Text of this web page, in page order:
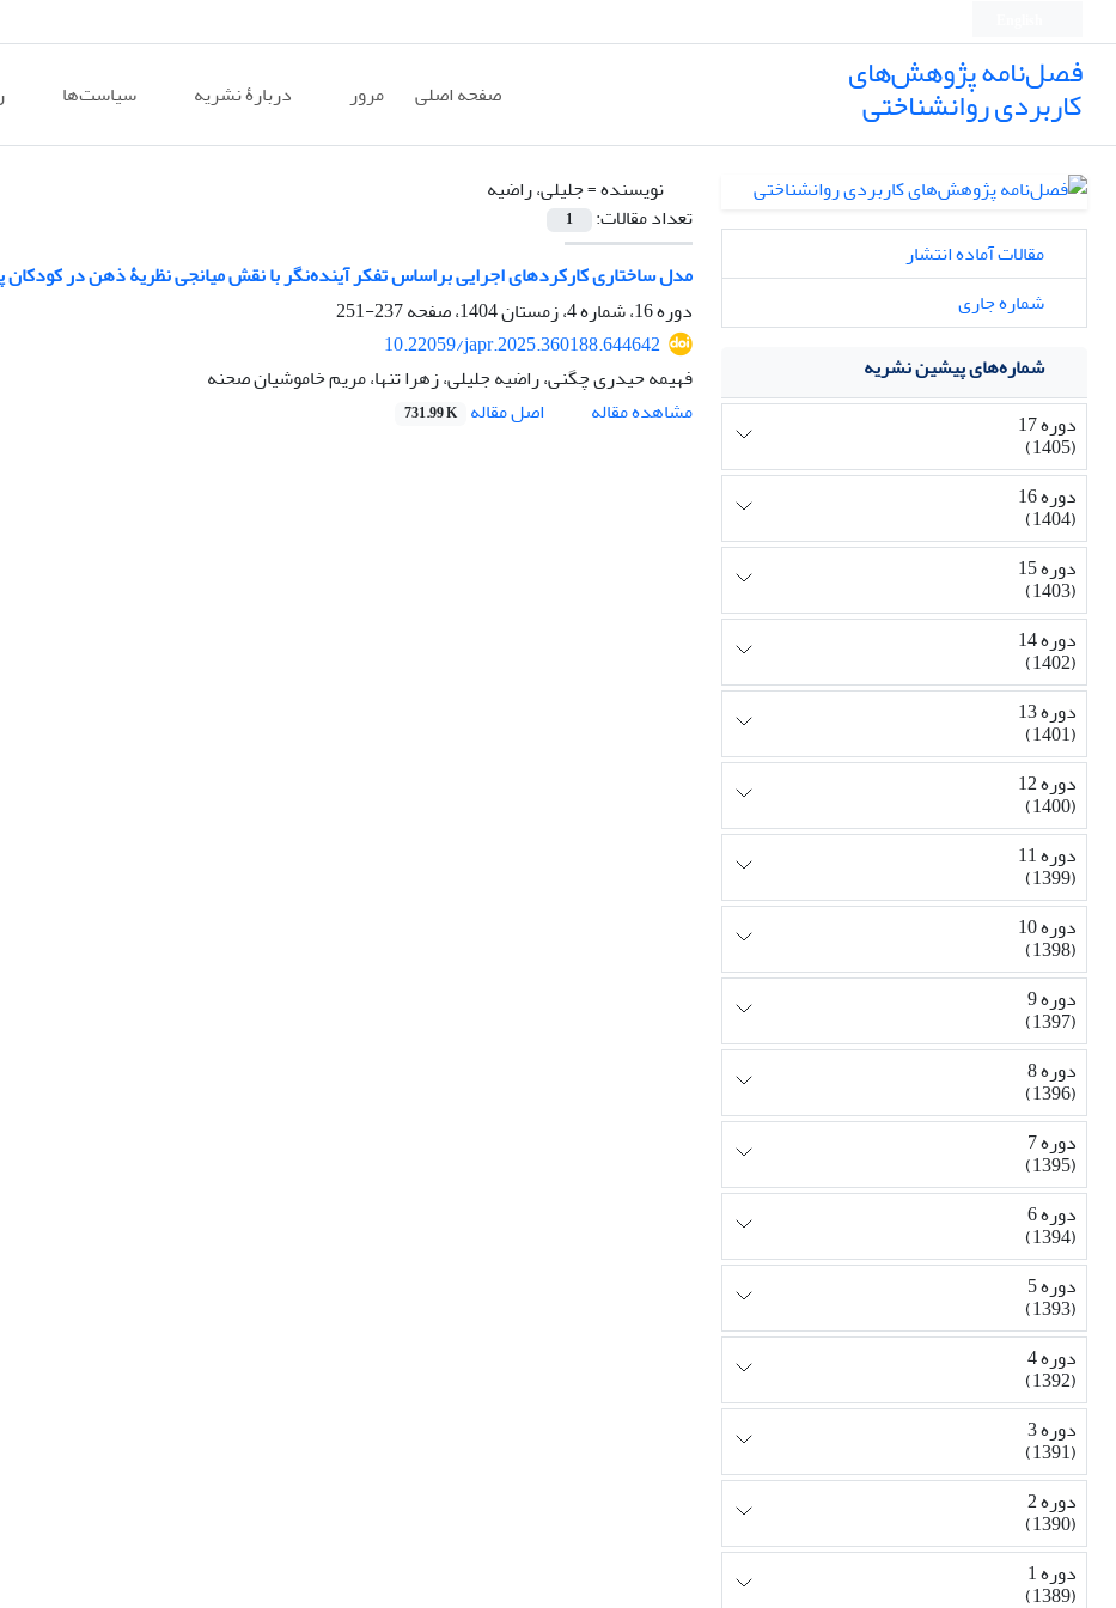
فصل‌نامه پژوهش‌های
کاربردی روانشناختی صفحه اصلی مرور دربارۀ نشریه سیاست‌ها
نویسنده =جلیلی، راضیه
تعداد مقالات:
1
مدل ساختاری کارکردهای اجرایی براساس تفکر آینده‌نگر با نقش میانجی نظریۀ ذهن در
دوره 16، شماره 4، زمستان 1404، صفحه
237-251
10.22059/japr.2025.360188.644642
فهیمه حیدری چگنی، راضیه جلیلی، زهرا تنها، مریم خاموشیان صحنه
مشاهده مقاله
اصل مقاله 731.99 K
مقالات آماده انتشار
شماره جاری
شماره‌های پیشین نشریه
دوره 17
(1405)
دوره 16
(1404)
دوره 15
(1403)
دوره 14
(1402)
دوره 13
(1401)
دوره 12
(1400)
دوره 11
(1399)
دوره 10
(1398)
دوره 9
(1397)
دوره 8
(1396)
دوره 7
(1395)
دوره 6
(1394)
دوره 5
(1393)
دوره 4
(1392)
دوره 3
(1391)
دوره 2
(1390)
دوره 1
(1389)